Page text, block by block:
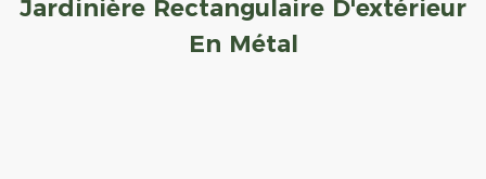
Jardinière Rectangulaire D'extérieur
En Métal